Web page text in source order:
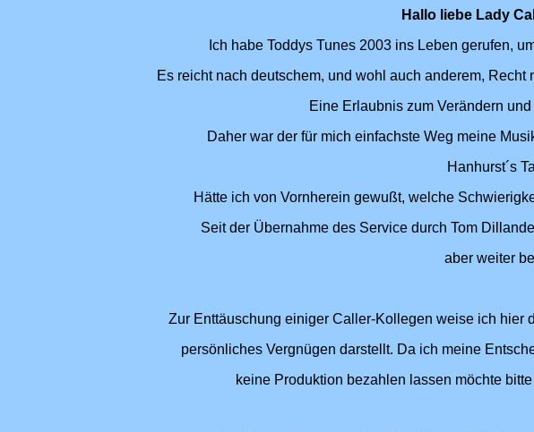
Hallo liebe Lady
Ich habe Toddys Tunes 2003 ins Leben gerufen,
Es reicht nach deutschem, und wohl auch anderem,
Eine Erlaubnis zum Verändern
Daher war der für mich einfachste Weg meine
Hanhurst´s
Hätte ich von Vornherein gewußt, welche
Seit der Übernahme des Service durch Tom
aber weiter
Zur Enttäuschung einiger Caller-Kollegen weise ich hier
persönliches Vergnügen darstellt. Da ich meine
keine Produktion bezahlen lassen möchte